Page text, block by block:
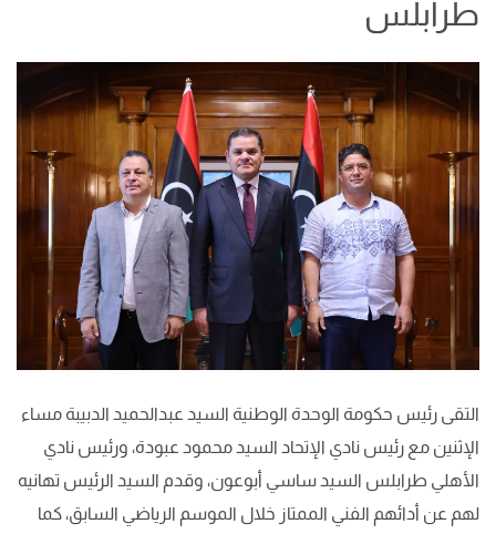
طرابلس
التقى رئيس حكومة الوحدة الوطنية السيد عبدالحميد الدبيبة مساء
الإثنين مع رئيس نادي الإتحاد السيد محمود عبودة، ورئيس نادي
الأهلي طرابلس السيد ساسي أبوعون، وقدم السيد الرئيس تهانيه
لهم عن أدائهم الفني الممتاز خلال الموسم الرياضي السابق، كما